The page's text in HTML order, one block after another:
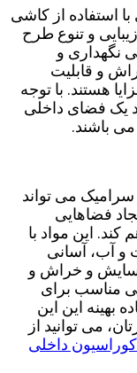
استفاده از کاشی
و تنوع طرح‌
نگهداری و
و قابلیت
هستند. با توجه
یک فضای داخلی
می ‌باشند.
سرامیک می ‌تواند
فضاهایی
کند. این مواد با
و آب، آسانی
سایش و خراش و
مناسب برای
بهینه این این
می توانید از
داخلی